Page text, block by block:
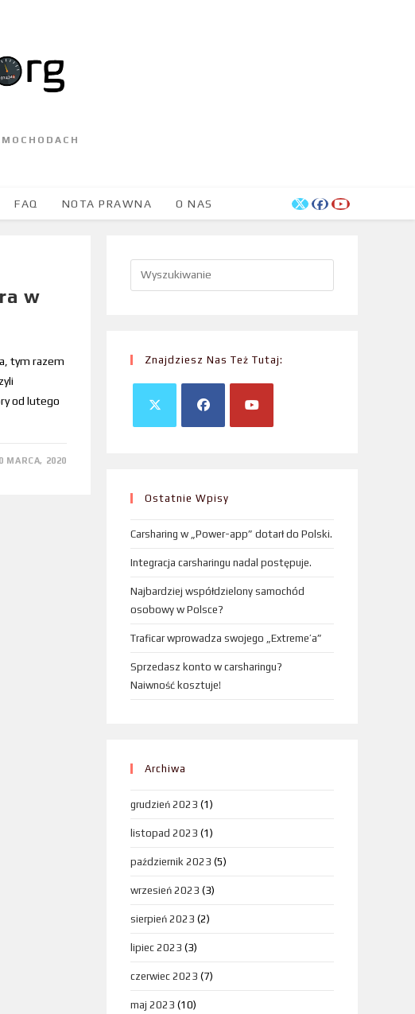
FAQ NOTA PRAWNA O NAS
w
tym razem
od lutego
MARCA, 2020
Znajdziesz Nas Też Tutaj:
Ostatnie Wpisy
Carsharing w „Power-app” dotarł do Polski.
Integracja carsharingu nadal postępuje.
Najbardziej współdzielony samochód
osobowy w Polsce?
Traficar wprowadza swojego „Extreme’a”
Sprzedasz konto w carsharingu?
Naiwność kosztuje!
Archiwa
grudzień 2023 (1)
listopad 2023 (1)
październik 2023 (5)
wrzesień 2023 (3)
sierpień 2023 (2)
lipiec 2023 (3)
czerwiec 2023 (7)
maj 2023 (10)